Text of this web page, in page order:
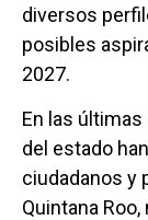
diversos
posibles
2027.
En las
del estado
ciudadanos y
Quintana